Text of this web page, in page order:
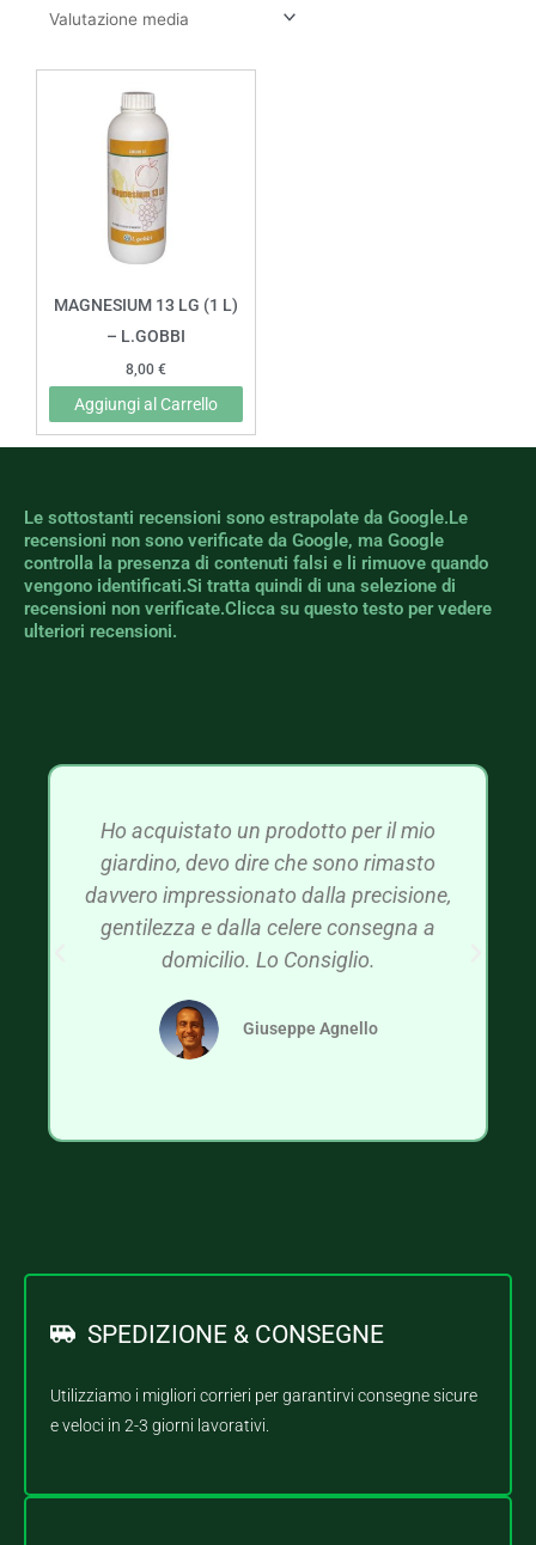
MAGNESIUM 13 LG (1 L)
– L.GOBBI
8,00 €
Aggiungi al Carrello
Le sottostanti recensioni sono estrapolate da Google.Le
recensioni non sono verificate da Google, ma Google
controlla la presenza di contenuti falsi e li rimuove quando
vengono identificati.Si tratta quindi di una selezione di
recensioni non verificate.Clicca su questo testo per vedere
ulteriori recensioni.
Ho acquistato un prodotto per il mio
giardino, devo dire che sono rimasto
davvero impressionato dalla precisione,
gentilezza e dalla celere consegna a
domicilio. Lo Consiglio.
Giuseppe Agnello
SPEDIZIONE & CONSEGNE
Utilizziamo i migliori corrieri per garantirvi consegne sicure
e veloci in 2-3 giorni lavorativi.